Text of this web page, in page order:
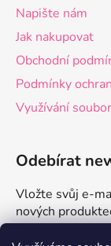
Napište nám
Jak nakupovat
Obchodní
Podmínky
Využívání
Odebírat
Vložte svůj e-
nových